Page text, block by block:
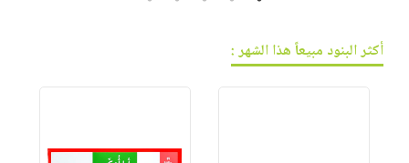
أكثر البنود مبيعاً هذا الشهر :